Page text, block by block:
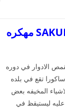
تحميل لعبه SAKURA School Simulator مهكره
الادوار في دوره
تقع في بلده
المخيفه بعض
ليستيقظ في